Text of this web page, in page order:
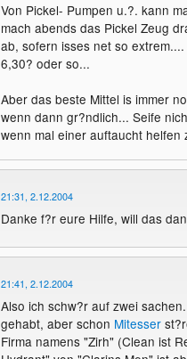
Von Pickel- Pumpen u.?. kann
mach abends das Pickel Zeug
ab, sofern isses net so
6,30? oder so...
Aber das beste Mittel is immer
wenn dann gr?ndlich... Seife
wenn mal einer auftaucht
21:31, 2.12.2004
Danke f?r eure Hilfe, will das
21:41, 2.12.2004
Also ich schw?r auf zwei
gehabt, aber schon Mitesser
Firma namens "Zirh" (Clean ist